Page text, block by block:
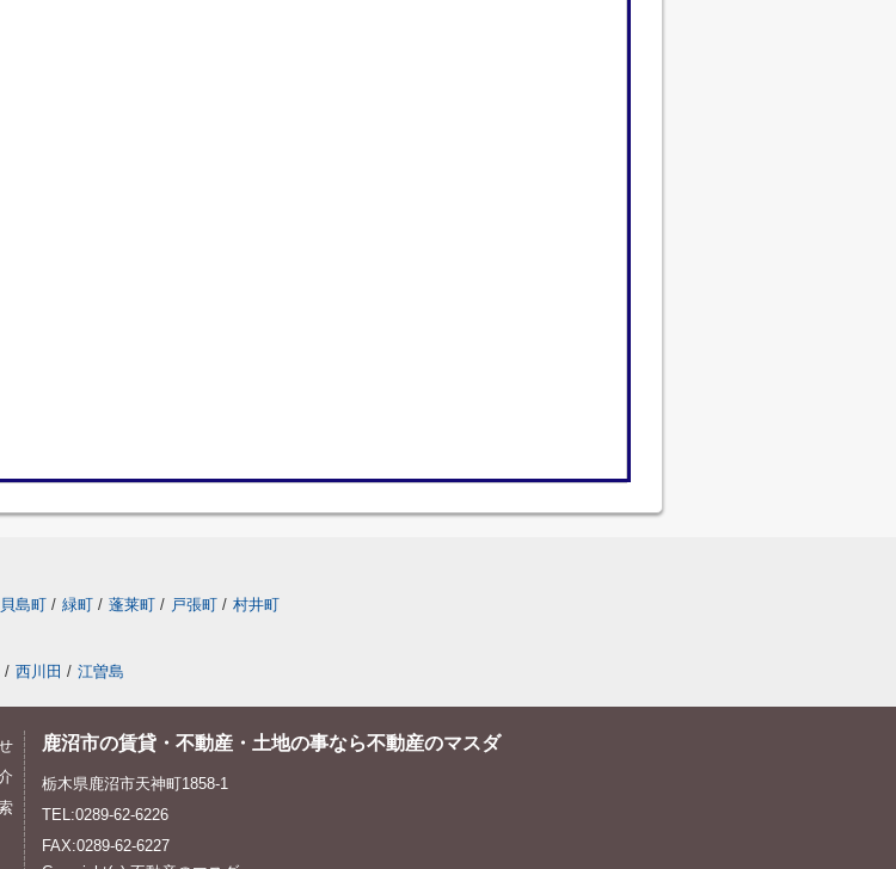
貝島町 / 緑町 / 蓬莱町 / 戸張町 / 村井町
/ 西川田 / 江曽島
鹿沼市の賃貸・不動産・土地の事なら不動産のマスダ
栃木県鹿沼市天神町1858-1
TEL:0289-62-6226
FAX:0289-62-6227